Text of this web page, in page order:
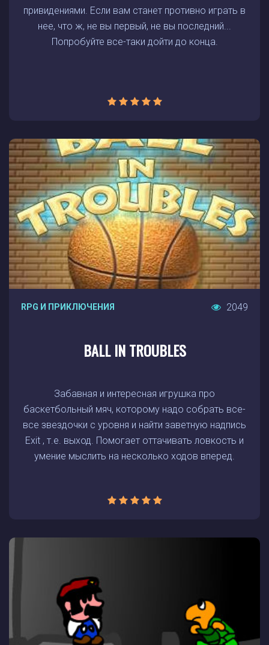
привидениями. Если вам станет противно играть в
нее, что ж, не вы первый, не вы последний...
Попробуйте все-таки дойти до конца.
RPG И ПРИКЛЮЧЕНИЯ 2049
BALL IN TROUBLES
Забавная и интересная игрушка про
баскетбольный мяч, которому надо собрать все-
все звездочки с уровня и найти заветную надпись
Exit , т.е. выход. Помогает оттачивать ловкость и
умение мыслить на несколько ходов вперед.